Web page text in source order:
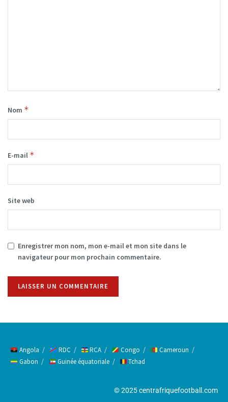
Nom *
E-mail *
Site web
Enregistrer mon nom, mon e-mail et mon site dans le
navigateur pour mon prochain commentaire.
Angola RDC RCA Congo
Cameroun
Gabon
Guinée équatoriale Tchad
© 2025 centrafriquefootball.com